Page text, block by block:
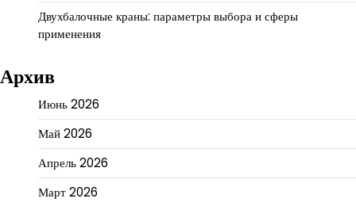
Двухбалочные краны: параметры выбора и сферы
применения
Архив
Июнь 2026
Май 2026
Апрель 2026
Март 2026